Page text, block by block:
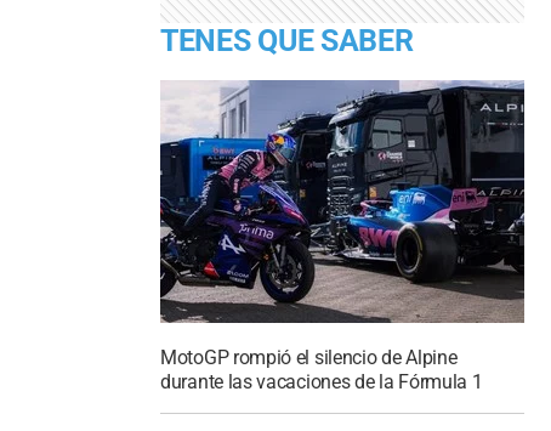
TENES QUE SABER
MotoGP rompió el silencio de Alpine
durante las vacaciones de la Fórmula 1